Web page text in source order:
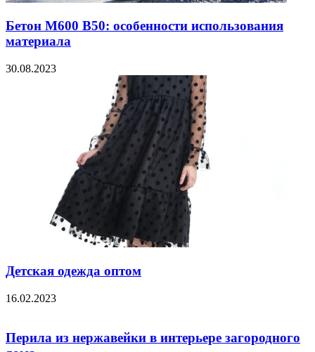
Бетон М600 В50: особенности использования
материала
30.08.2023
Детская одежда оптом
16.02.2023
Перила из нержавейки в интерьере загородного